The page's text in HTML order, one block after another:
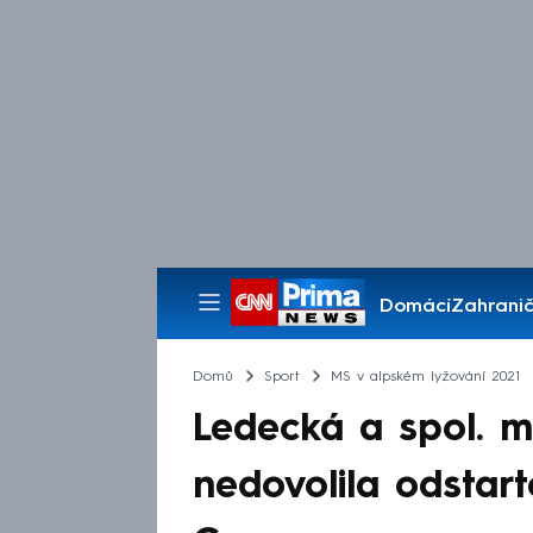
Domácí
Pořady
Domů Sport MS v alpském lyžování 2021
Ledecká a spol.
nedovolila